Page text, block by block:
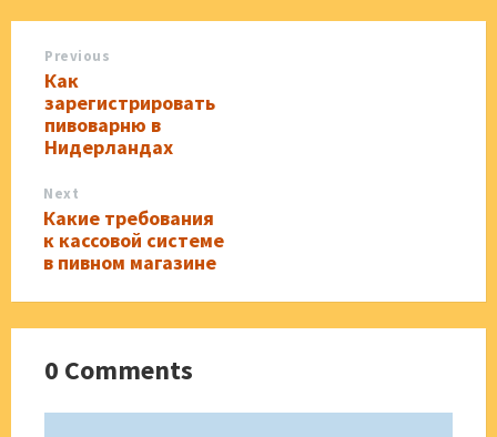
Previous
Как
зарегистрировать
пивоварню в
Нидерландах
Next
Какие требования
к кассовой системе
в пивном магазине
0 Comments